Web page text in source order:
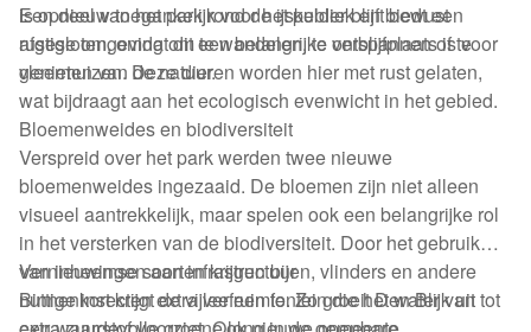
is opnieuw toegankelijk voor het publiek en biedt een
rustige omgeving om te wandelen, te ontspannen of te
genieten van de natuur.
Een deel van het park rond de ijskelder blijft bewust
afgesloten, omdat dit een belangrijke verblijfplaats is voor
vleermuizen. Deze dieren worden hier met rust gelaten,
wat bijdraagt aan het ecologisch evenwicht in het gebied.
Bloemenweides en biodiversiteit
Verspreid over het park werden twee nieuwe
bloemenweides ingezaaid. De bloemen zijn niet alleen
visueel aantrekkelijk, maar spelen ook een belangrijke rol
in het versterken van de biodiversiteit. Door het gebruik
van inheemse soorten krijgen bijen, vlinders en andere
nuttige insecten extra leefruimte. Zo groeit Den Blijk uit tot
Vernieuwingen aan infrastructuur
Binnenkort krijgt de vijver een fontein die het water van